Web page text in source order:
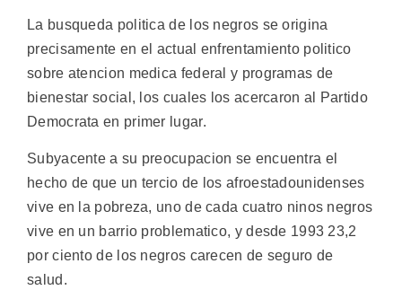
La busqueda politica de los negros se origina
precisamente en el actual enfrentamiento politico
sobre atencion medica federal y programas de
bienestar social, los cuales los acercaron al Partido
Democrata en primer lugar.
Subyacente a su preocupacion se encuentra el
hecho de que un tercio de los afroestadounidenses
vive en la pobreza, uno de cada cuatro ninos negros
vive en un barrio problematico, y desde 1993 23,2
por ciento de los negros carecen de seguro de
salud.